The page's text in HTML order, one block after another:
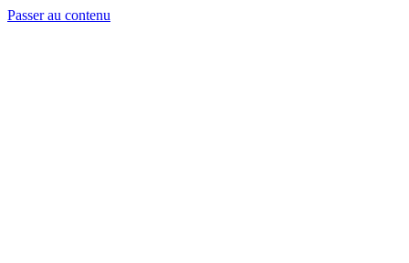
Passer au contenu